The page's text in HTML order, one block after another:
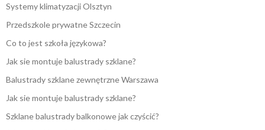
Systemy klimatyzacji Olsztyn
Przedszkole prywatne Szczecin
Co to jest szkoła językowa?
Jak sie montuje balustrady szklane?
Balustrady szklane zewnętrzne Warszawa
Jak sie montuje balustrady szklane?
Szklane balustrady balkonowe jak czyścić?